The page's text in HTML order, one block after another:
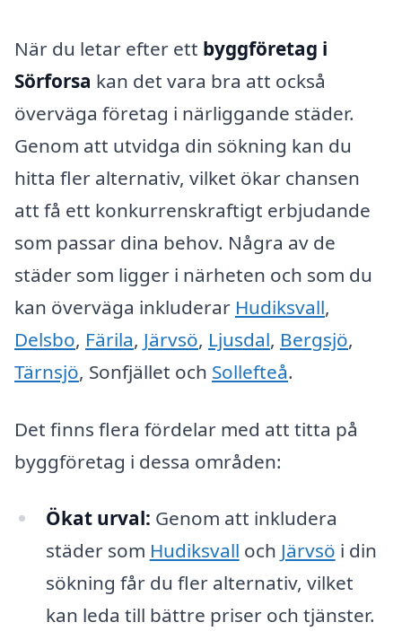
När du letar efter ett byggföretag i
Sörforsa kan det vara bra att också
överväga företag i närliggande städer.
Genom att utvidga din sökning kan du
hitta fler alternativ, vilket ökar chansen
att få ett konkurrenskraftigt erbjudande
som passar dina behov. Några av de
städer som ligger i närheten och som du
kan överväga inkluderar Hudiksvall,
Delsbo, Färila, Järvsö, Ljusdal, Bergsjö,
Tärnsjö, Sonfjället och Sollefteå.
Det finns flera fördelar med att titta på
byggföretag i dessa områden:
Ökat urval: Genom att inkludera
städer som Hudiksvall och Järvsö i din
sökning får du fler alternativ, vilket
kan leda till bättre priser och tjänster.